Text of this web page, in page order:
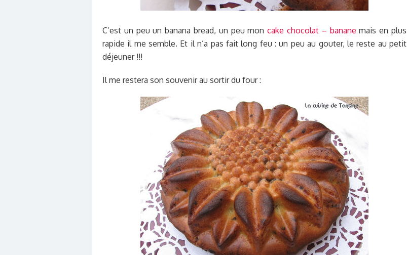
C’est un peu un banana bread, un peu moncake chocolat – banane mais en plus
rapide il me semble. Et il n’a pas fait long feu : un peu au gouter, le reste au petit
déjeuner !!!
Il me restera son souvenir au sortir du four :